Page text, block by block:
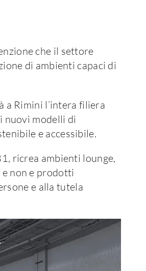
che il settore
di ambienti capaci di
a Rimini l’intera filiera
nuovi modelli di
e accessibile.
ricrea ambienti lounge,
non e prodotti
e alla tutela